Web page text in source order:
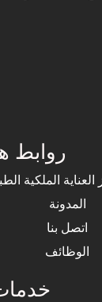
الملكية
المدونة
اتصل بنا
الوظائف